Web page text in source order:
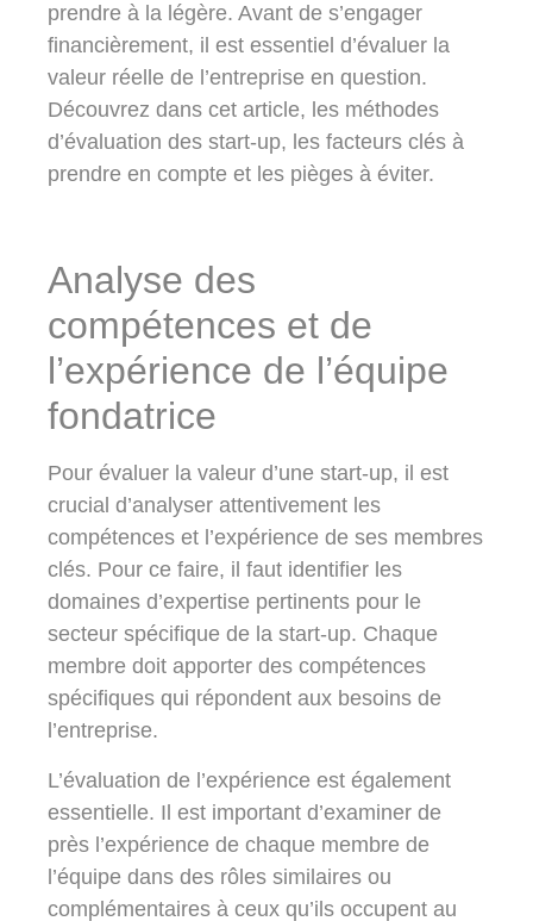
prendre à la légère. Avant de s’engager
financièrement, il est essentiel d’évaluer la
valeur réelle de l’entreprise en question.
Découvrez dans cet article, les méthodes
d’évaluation des start-up, les facteurs clés à
prendre en compte et les pièges à éviter.
Analyse des
compétences et de
l’expérience de l’équipe
fondatrice
Pour évaluer la valeur d’une start-up, il est
crucial d’analyser attentivement les
compétences et l’expérience de ses membres
clés. Pour ce faire, il faut identifier les
domaines d’expertise pertinents pour le
secteur spécifique de la start-up. Chaque
membre doit apporter des compétences
spécifiques qui répondent aux besoins de
l’entreprise.
L’évaluation de l’expérience est également
essentielle. Il est important d’examiner de
près l’expérience de chaque membre de
l’équipe dans des rôles similaires ou
complémentaires à ceux qu’ils occupent au